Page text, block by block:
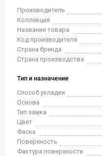
Производитель
Коллекция
Название товара
Код производителя
Страна бренда
Страна производства
Тип и назначение
Способ укладки
Основа
Тип замка
Цвет
Фаска
Поверхность
Фактура поверхности